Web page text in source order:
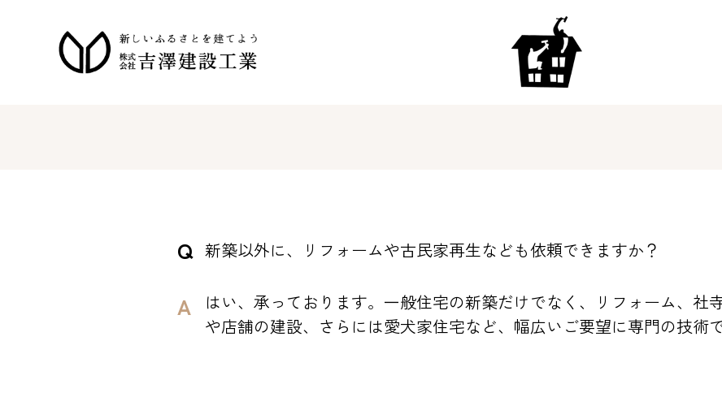
新築以外に、リフォームや古民家再生なども依頼できますか？
はい、承っております。一般住宅の新築だけでなく、リフォーム、社
や店舗の建設、さらには愛犬家住宅など、幅広いご要望に専門の技術